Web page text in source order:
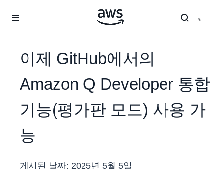
이제 GitHub에서의
Amazon Q Developer 통합
기능(평가판 모드) 사용 가
능
게시된 날짜: 2025년 5월 5일